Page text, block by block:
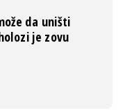
da uništi
je zovu